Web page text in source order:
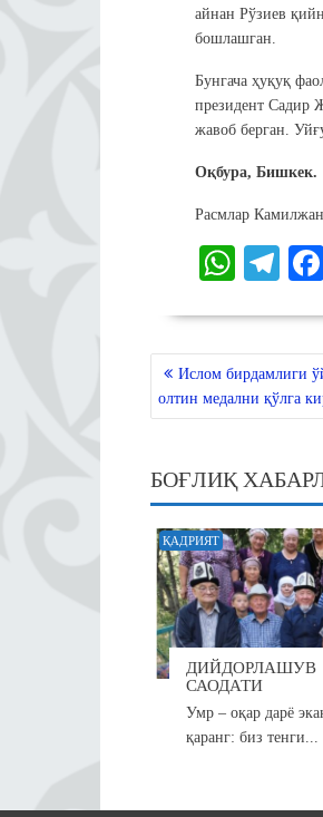
айнан Рўзиев
бошлашган.
Бунгача ҳуқуқ
президент Садир
жавоб берган.
Оқбура, Бишкек.
Расмлар
W
A
pp
Te
a
m
POST
MENYUSI
Ислом бирдамлиги
олтин медални қўлга
БОҒЛИҚ
ҚАДРИЯТ
ДИЙДОРЛАШУВ
САОДАТИ
Умр – оқар дарё
қаранг: биз тенги...